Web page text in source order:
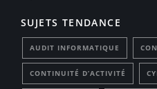
SUJETS TENDANCE
AUDIT INFORMATIQUE
CONTINUITÉ D’ACTIVITÉ